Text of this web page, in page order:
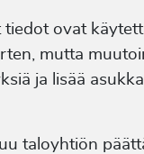
ovat
mutta
ja lisää
taloyhtiön